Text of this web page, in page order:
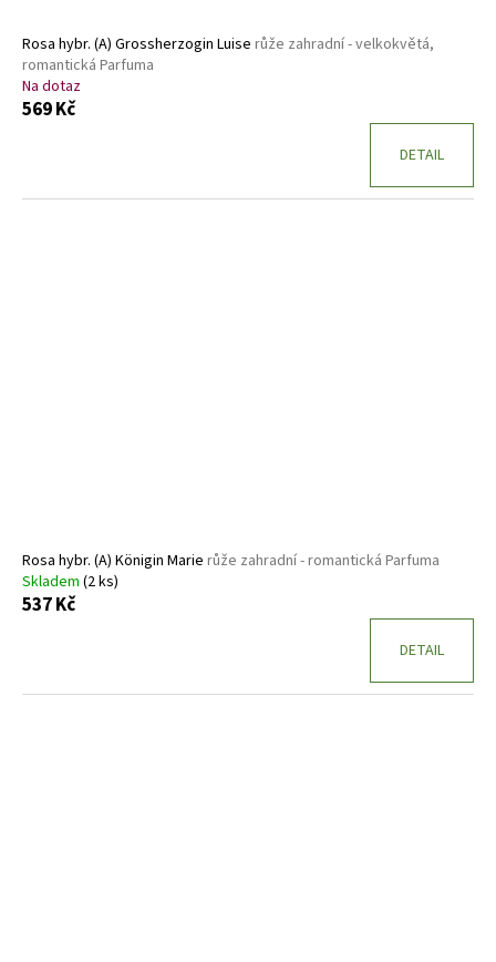
Rosa hybr. (A) Grossherzogin Luise růže zahradní - velkokvětá,
romantická Parfuma
Na dotaz
569 Kč
DETAIL
Rosa hybr. (A) Königin Marie růže zahradní - romantická Parfuma
Skladem (2 ks)
537 Kč
DETAIL